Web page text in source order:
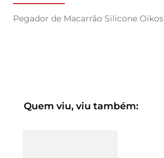
Pegador de Macarrão Silicone Oikos
Quem viu, viu também: